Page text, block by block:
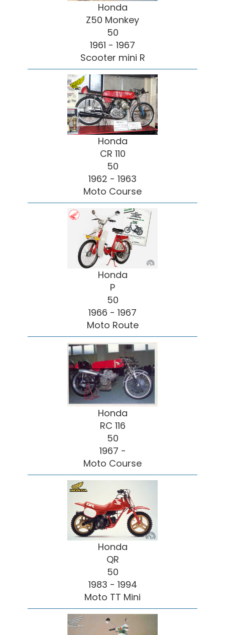
Honda
Z50 Monkey
50
1961 - 1967
Scooter mini R
Honda
CR 110
50
1962 - 1963
Moto Course
Honda
P
50
1966 - 1967
Moto Route
Honda
RC 116
50
1967 -
Moto Course
Honda
QR
50
1983 - 1994
Moto TT Mini